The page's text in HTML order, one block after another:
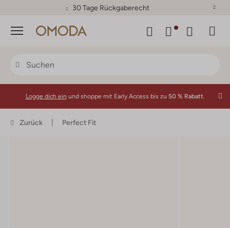
30 Tage Rückgaberecht
Menü
Logge dich ein und shoppe mit Early Access bis zu 50 % Rabatt.
Zurück Perfect Fit